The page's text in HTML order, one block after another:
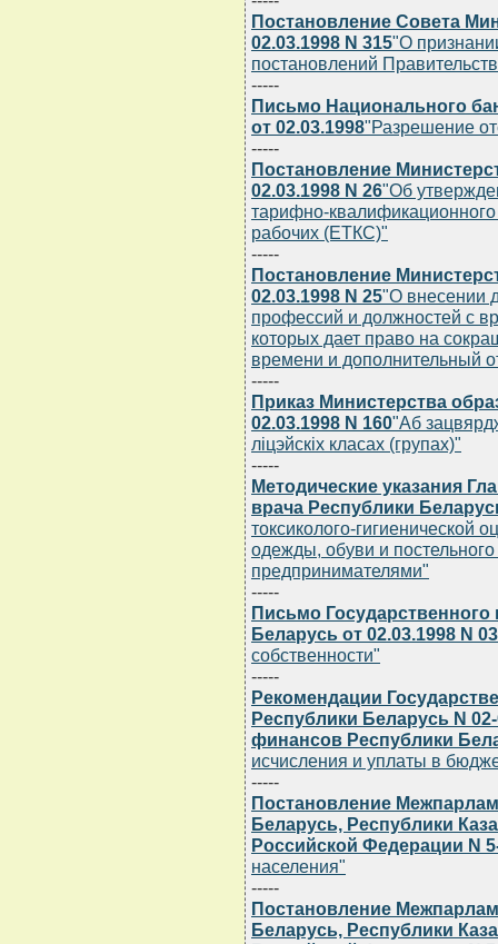
Постановление Совета
02.03.1998 N 315"О
постановлений
-----
Письмо Национального
от 02.03.1998"Разрешение
-----
Постановление
02.03.1998 N 26"Об
тарифно-
рабочих (ЕТКС)"
-----
Постановление
02.03.1998 N 25"О внесении
профессий и должностей с
которых дает право на
времени и дополнительный
-----
Приказ Министерства
02.03.1998 N 160"Аб
лiцэйскiх класах (групах)"
-----
Методические указания
врача Республики
токсиколого-гигиенической
одежды, обуви и
предпринимателями"
-----
Письмо Государственного
Беларусь от 02.03.1998 N
собственности"
-----
Рекомендации
Республики Беларусь N
финансов Республики
исчисления и уплаты в
-----
Постановление
Беларусь, Республики
Российской Федерации N
населения"
-----
Постановление
Беларусь, Республики